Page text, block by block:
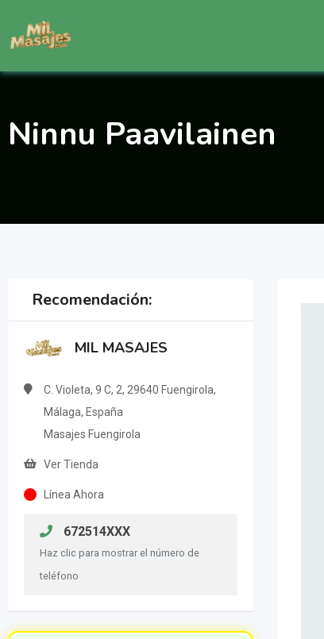
contenido
Ninnu Paavilainen
Recomendación:
MIL MASAJES
C. Violeta, 9 C, 2, 29640 Fuengirola,
Málaga, España
Masajes Fuengirola
Ver Tienda
Línea Ahora
672514XXX
Haz clic para mostrar el número de
teléfono